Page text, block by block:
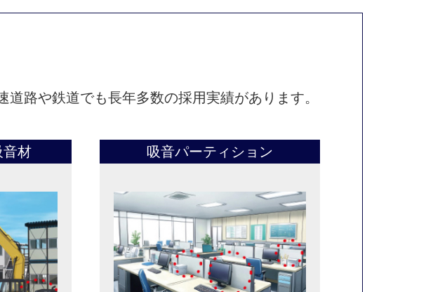
路や鉄道でも長年多数の採用実績があります。
音材 吸音パーティション